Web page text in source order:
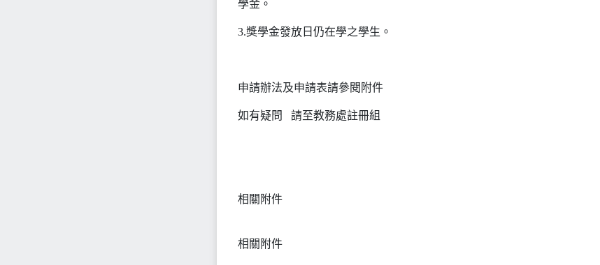
學金。
3.獎學金發放日仍在學之學生。
申請辦法及申請表請參閱附件
如有疑問 請至教務處註冊組
相關附件
相關附件